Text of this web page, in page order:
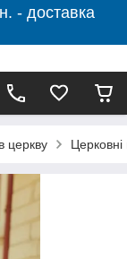
- доставка
церкву